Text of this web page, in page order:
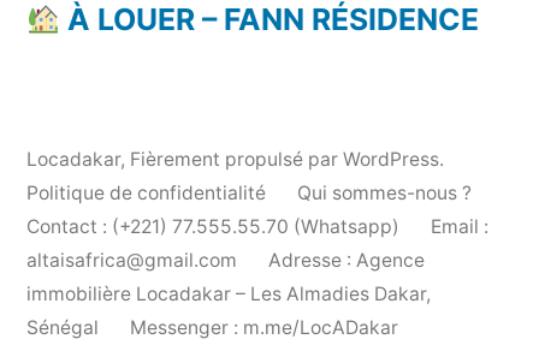
À LOUER – FANN RÉSIDENCE
Locadakar, Fièrement propulsé par WordPress.
Politique de confidentialité
Qui sommes-nous ?
Contact : (+221) 77.555.55.70 (Whatsapp)
Email :
altaisafrica@gmail.com
Adresse : Agence
immobilière Locadakar – Les Almadies Dakar,
Sénégal
Messenger : m.me/LocADakar